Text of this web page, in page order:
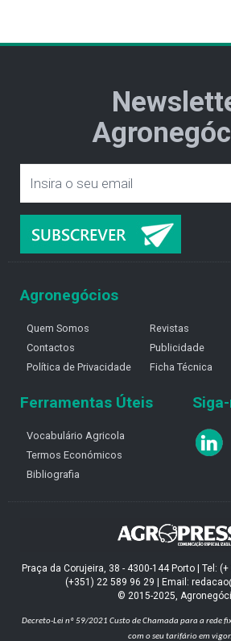
Agronegócios
Quem Somos
Contactos
Política de Privacidade
Revistas
Publicidade
Ficha Técnica
Ferramentas Úteis
Vocabulário Agricola
Termos Económicos
Bibliografia
Praça da Corujeira, 38 - 4300-144 Porto | Tel:
(+351) 22 589 96 29 | Email:
© 2015-2025,
Decreto-Lei nº 59/2021 Custo de Chamada para a rede
com o seu tarifário em vigor.